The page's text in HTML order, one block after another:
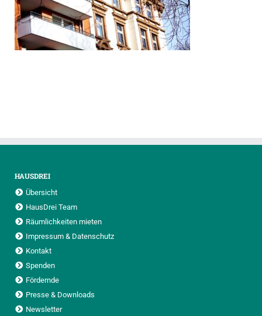
HAUSDREI
Übersicht
HausDrei Team
Räumlichkeiten mieten
Impressum & Datenschutz
Kontakt
Spenden
Fördernde
Presse & Downloads
Newsletter